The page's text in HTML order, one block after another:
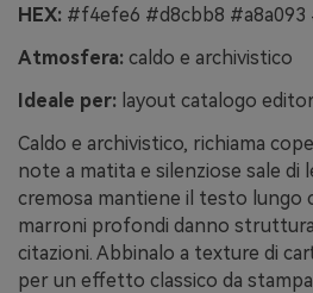
HEX: #f4efe6 #d8cbb8 #a8a093
Atmosfera: caldo e archivistico
Ideale per: layout catalogo
Caldo e archivistico, richiama
note a matita e silenziose sale di
cremosa mantiene il testo
marroni profondi danno
citazioni. Abbinalo a texture di
per un effetto classico da